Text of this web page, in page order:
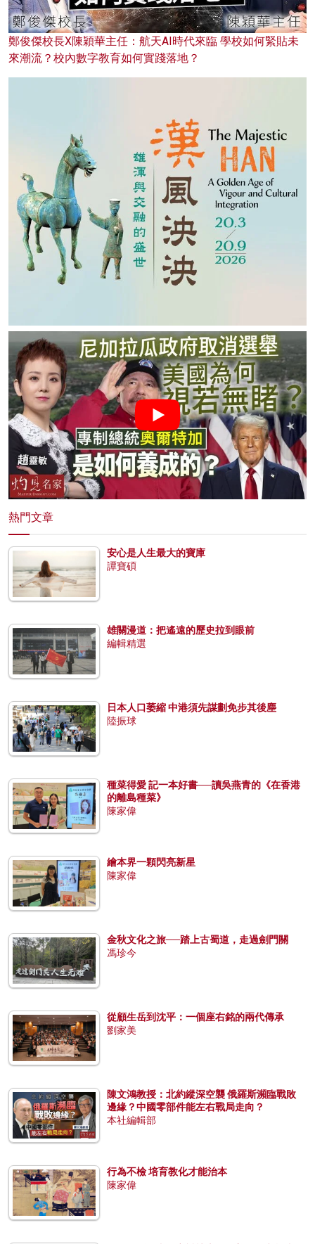
鄭俊傑校長X陳穎華主任：航天AI時代來臨 學校如何緊貼未
來潮流？校內數字教育如何實踐落地？
熱門文章
安心是人生最大的寶庫
譚寶碩
雄關漫道：把遙遠的歷史拉到眼前
編輯精選
日本人口萎縮 中港須先謀劃免步其後塵
陸振球
種菜得愛 記一本好書──讀吳燕青的《在香港
的離島種菜》
陳家偉
繪本界一顆閃亮新星
陳家偉
金秋文化之旅──踏上古蜀道，走過劍門關
馮珍今
從顧生岳到沈平：一個座右銘的兩代傳承
劉家美
陳文鴻教授：北約縱深空襲 俄羅斯瀕臨戰敗
邊緣？中國零部件能左右戰局走向？
本社編輯部
行為不檢 培育教化才能治本
陳家偉